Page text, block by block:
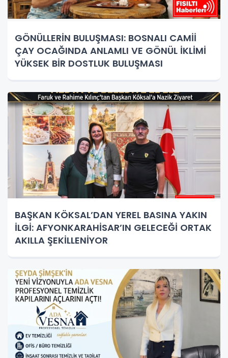
GÖNÜLLERİN BULUŞMASI: BOSNALI CAMİİ
ÇAY OCAĞINDA ANLAMLI VE GÖNÜL İKLİMİ
YÜKSEK BİR DOSTLUK BULUŞMASI
BAŞKAN KÖKSAL’DAN YEREL BASINA YAKIN
İLGİ: AFYONKARAHİSAR’IN GELECEĞİ ORTAK
AKILLA ŞEKİLLENİYOR